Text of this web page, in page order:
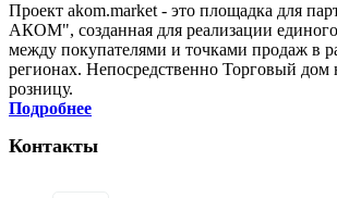
Проект akom.market - это площадка для
АКОМ", созданная для реализации единого
между покупателями и точками продаж в
регионах. Непосредственно Торговый дом
розницу.
Подробнее